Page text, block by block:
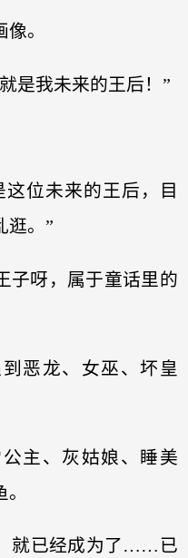
。
是我未来的王后！”
位未来的王后，目
逛。”
子呀，属于童话里的
恶龙、女巫、坏皇
主、灰姑娘、睡美
就已经成为了……已